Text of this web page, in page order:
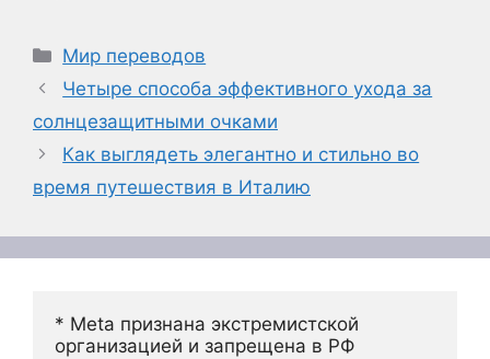
Рубрики
Мир переводов
Четыре способа эффективного ухода за
солнцезащитными очками
Как выглядеть элегантно и стильно во
время путешествия в Италию
* Meta признана экстремистской
организацией и запрещена в РФ